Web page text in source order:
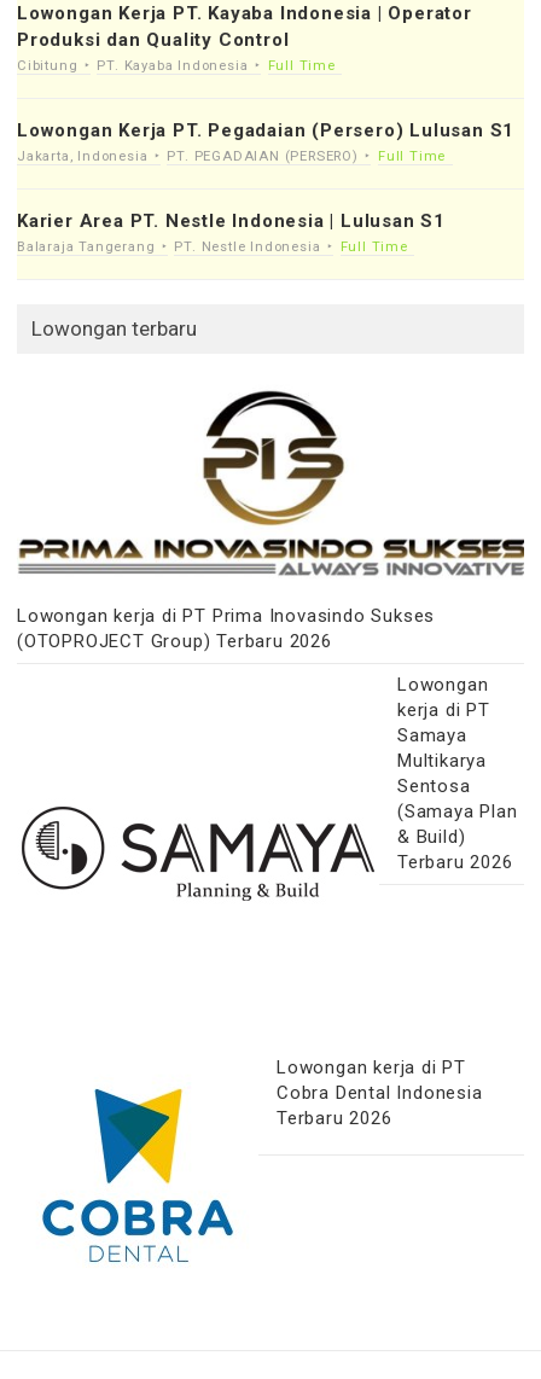
Lowongan Kerja PT. Kayaba Indonesia | Operator
Produksi dan Quality Control
Cibitung PT. Kayaba Indonesia Full Time
Lowongan Kerja PT. Pegadaian (Persero) Lulusan S1
Jakarta, Indonesia PT. PEGADAIAN (PERSERO) Full Time
Karier Area PT. Nestle Indonesia | Lulusan S1
Balaraja Tangerang PT. Nestle Indonesia Full Time
Lowongan terbaru
Lowongan kerja di PT Prima Inovasindo Sukses
(OTOPROJECT Group) Terbaru 2026
Lowongan
kerja di PT
Samaya
Multikarya
Sentosa
(Samaya Plan
& Build)
Terbaru 2026
Lowongan kerja di PT
Cobra Dental Indonesia
Terbaru 2026